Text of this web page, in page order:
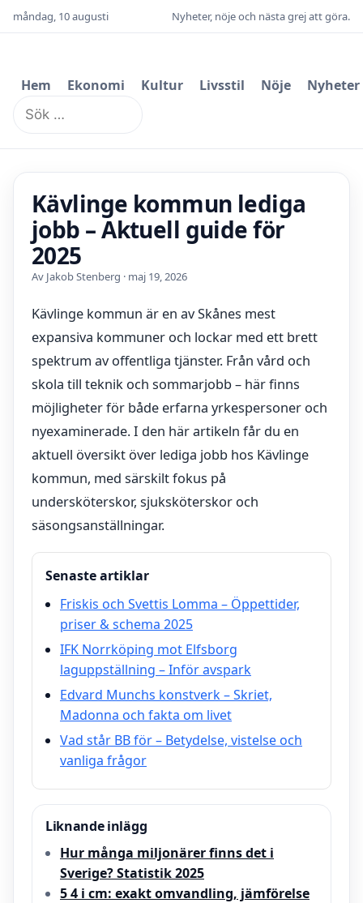
måndag, 10 augusti Nyheter, nöje och nästa grej att göra.
Hem Ekonomi Kultur Livsstil Nöje
Nyheter
Sök
efter:
Kävlinge kommun lediga
jobb – Aktuell guide för
2025
Av Jakob Stenberg · maj 19, 2026
Kävlinge kommun är en av Skånes mest
expansiva kommuner och lockar med ett brett
spektrum av offentliga tjänster. Från vård och
skola till teknik och sommarjobb – här finns
möjligheter för både erfarna yrkespersoner och
nyexaminerade. I den här artikeln får du en
aktuell översikt över lediga jobb hos Kävlinge
kommun, med särskilt fokus på
undersköterskor, sjuksköterskor och
säsongsanställningar.
Senaste artiklar
Friskis och Svettis Lomma – Öppettider,
priser & schema 2025
IFK Norrköping mot Elfsborg
laguppställning – Inför avspark
Edvard Munchs konstverk – Skriet,
Madonna och fakta om livet
Vad står BB för – Betydelse, vistelse och
vanliga frågor
Liknande inlägg
Hur många miljonärer finns det i
Sverige? Statistik 2025
5 4 i cm: exakt omvandling, jämförelse